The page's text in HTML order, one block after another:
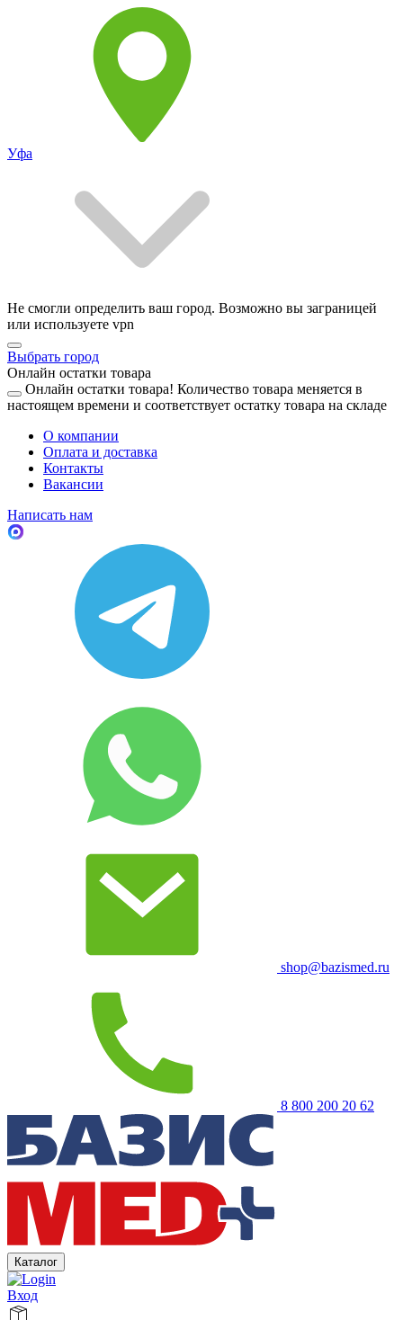
Уфа
Не смогли определить ваш город. Возможно вы заграницей
или используете vpn
Выбрать город
Онлайн остатки товара
Онлайн остатки товара! Количество товара меняется в
настоящем времени и соответствует остатку товара на складе
О компании
Оплата и доставка
Контакты
Вакансии
Написать нам
shop@bazismed.ru
8 800 200 20 62
Каталог
Вход